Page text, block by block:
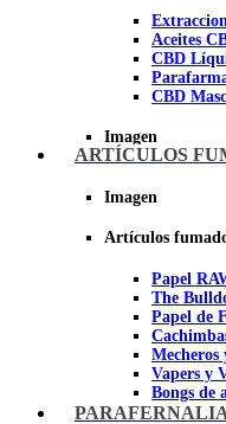
Aceites
CBD
CBD
Imagen
ARTÍCULOS
Imagen
Artículos
Papel
The
Papel de
Mecheros
Vapers y
Bongs de
Bandejas